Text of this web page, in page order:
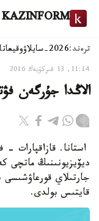
KAZINFORM
ترەند:2026-سايلاۋ وقيعا
11:14, 13 قىركۇيەك 2016
الاڭدا جۇرگەن
استانا. قازاقپارات -
ديۆيزيونىنىڭ ماتچى
جارتىلاي
قايتىس بولدى.